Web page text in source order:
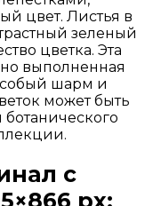
цвет. Листья в
зеленый
цветка. Эта
выполненная
шарм и
может быть
с